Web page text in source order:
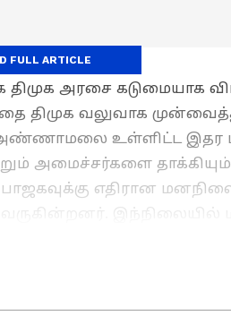
திமுக அரசை கடுமையாக
திமுக வலுவாக
அண்ணாமலை உள்ளிட்ட இதர
அமைச்சர்களை தாக்கியும்
எதிரான
உள்ளார். இதற்கான
ஏற்பாடு
FULL ARTICLE